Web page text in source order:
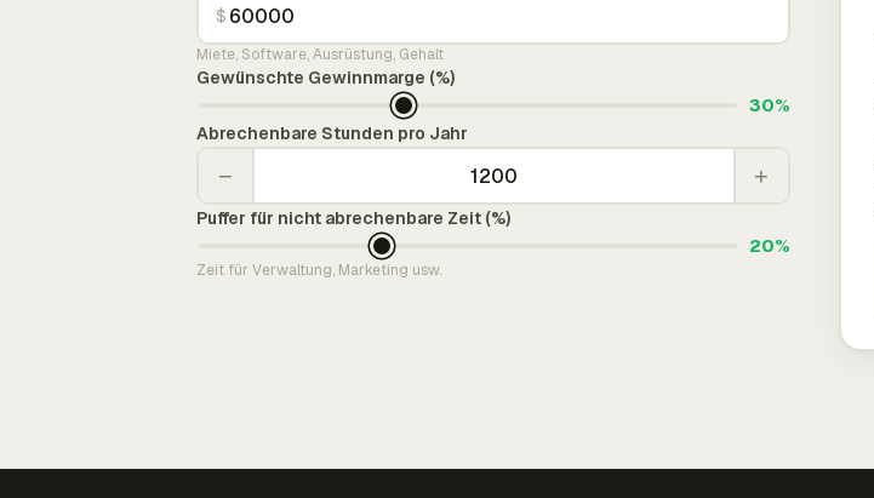
$
Miete, Software, Ausrüstung, Gehalt
Gewünschte Gewinnmarge (%)
30%
Abrechenbare Stunden pro Jahr
− +
Puffer für nicht abrechenbare Zeit (%)
20%
Zeit für Verwaltung, Marketing usw.